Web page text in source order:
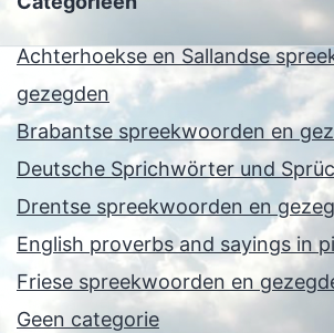
Achterhoekse en Sallandse
gezegden
Brabantse spreekwoorden en
Deutsche Sprichwörter und
Drentse spreekwoorden en
English proverbs and sayings in
Friese spreekwoorden en
Geen categorie